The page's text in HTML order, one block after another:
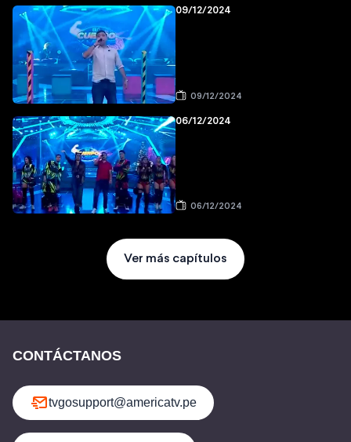
09/12/2024
09/12/2024
06/12/2024
06/12/2024
Ver más capítulos
CONTÁCTANOS
tvgosupport@americatv.pe